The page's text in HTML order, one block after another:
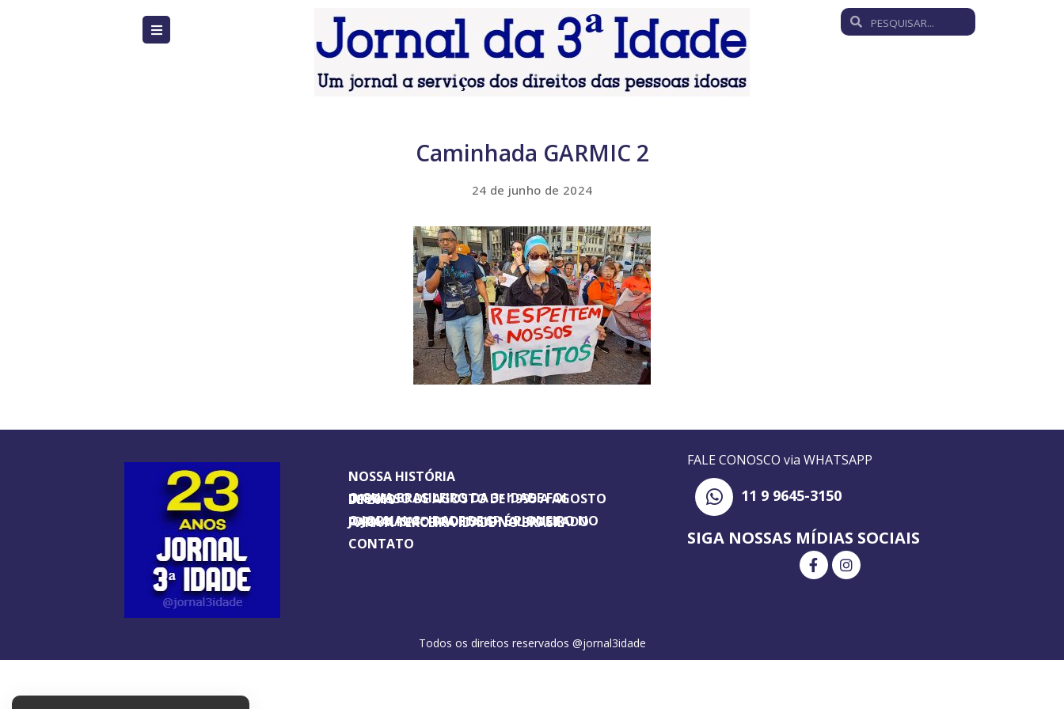
Caminhada GARMIC 2
24 de junho de 2024
NOSSA HISTÓRIA
O GUIA BRASILEIRO DA 3ª IDADE FOI IMPRESSO DE AGOSTO DE 1995 A AGOSTO DE 2010
O JORNAL 3ª IDADE DE SP É PIONEIRO NO JORNALISMO PROFISSIONAL VOLTADO PARA A TERCEIRA IDADE NO BRASIL
CONTATO
FALE CONOSCO via WHATSAPP
11 9 9645-3150
SIGA NOSSAS MÍDIAS SOCIAIS
Todos os direitos reservados @jornal3idade